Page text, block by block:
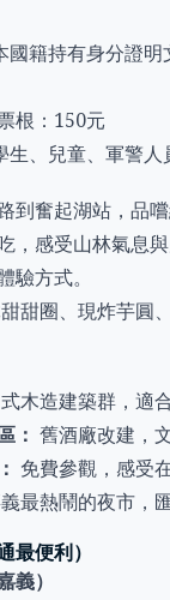
國籍持有身分證
根：150元
、兒童、軍警人
到奮起湖站，品
，感受山林氣息
驗方式。
甜圈、現炸芋圓
木造建築群，適
： 舊酒廠改建，
免費參觀，感受
最熱鬧的夜市，
最便利）
義）